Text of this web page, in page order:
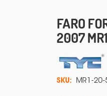
FARO
2007
SKU: MR1-